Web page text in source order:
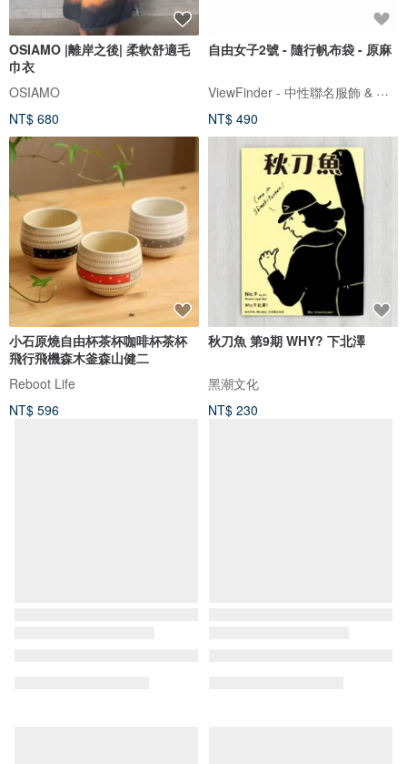
OSIAMO |離岸之後| 柔軟舒適毛
巾衣
OSIAMO
NT$ 680
自由女子2號 - 隨行帆布袋 - 原麻
ViewFinder - 中性聯名服飾 & 圖像授權周邊
NT$ 490
小石原燒自由杯茶杯咖啡杯茶杯
飛行飛機森木釜森山健二
Reboot Life
NT$ 596
秋刀魚 第9期 WHY? 下北澤
黑潮文化
NT$ 230